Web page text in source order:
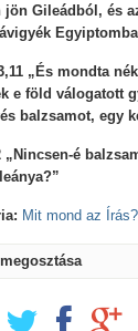
jön Gileádból, és
„És mondta
e föld válogatott
balzsamot, egy
„Nincsen-é
Mit mond az Írás?